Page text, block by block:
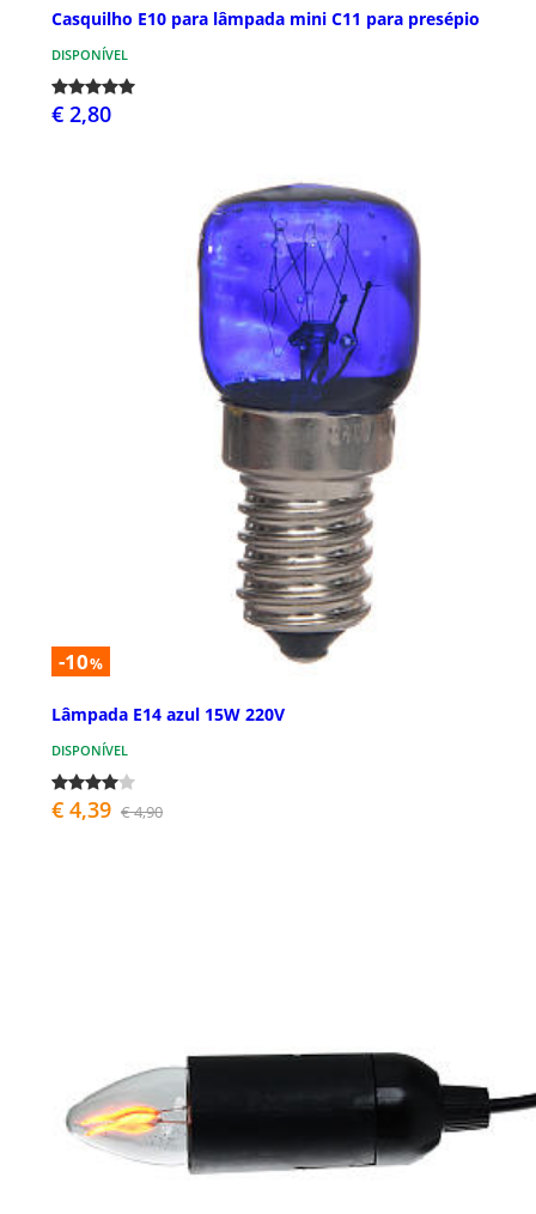
Casquilho E10 para lâmpada mini C11 para presépio
DISPONÍVEL
€ 2,80
-10%
Lâmpada E14 azul 15W 220V
DISPONÍVEL
€ 4,39 € 4,90